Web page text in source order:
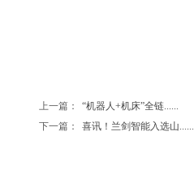
上一篇：
“机器人+机床”全链......
下一篇：
喜讯！兰剑智能入选山......